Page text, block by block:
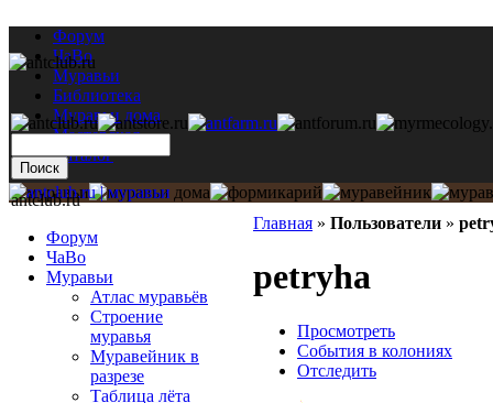
Форум
ЧаВо
Муравьи
Библиотека
Муравьи дома
Мастерская
Каталог
Главная » Пользователи »
petryha
Просмотреть
События в колониях
Отследить
antclub.ru
Форум
ЧаВо
Муравьи
Атлас муравьёв
Строение
муравья
Муравейник в
разрезе
Таблица лёта